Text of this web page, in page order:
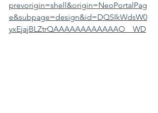
prevorigin=shell&origin=NeoPortalPag
e&subpage=design&id=DQSIkWdsW0
yxEjajBLZtrQAAAAAAAAAAAAO__WD